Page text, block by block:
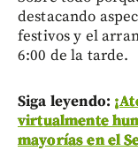
destacando
festivos y el
6:00 de la tarde.
Siga leyendo:
virtualmente
mayorías en el